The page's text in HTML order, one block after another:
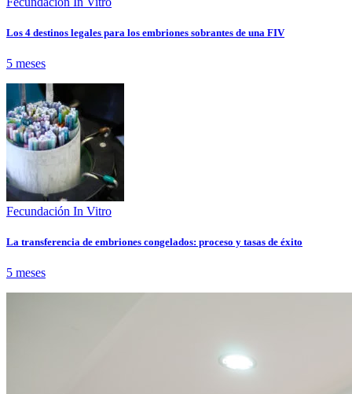
Los 4 destinos legales para los embriones sobrantes de una FIV
5 meses
Fecundación In Vitro
La transferencia de embriones congelados: proceso y tasas de éxito
5 meses